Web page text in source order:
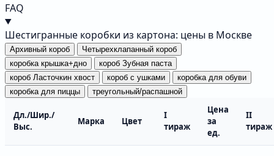
FAQ
Шестигранные коробки из картона: цены в Москве
Архивный короб
Четырехклапанный короб
коробка крышка+дно
короб Зубная паста
короб Ласточкин хвост
короб с ушками
коробка для обуви
коробка для пиццы
треугольный/распашной
Дл./Шир./
Выс.
Марка Цвет
I
тираж
Цена
за
ед.
II
тираж